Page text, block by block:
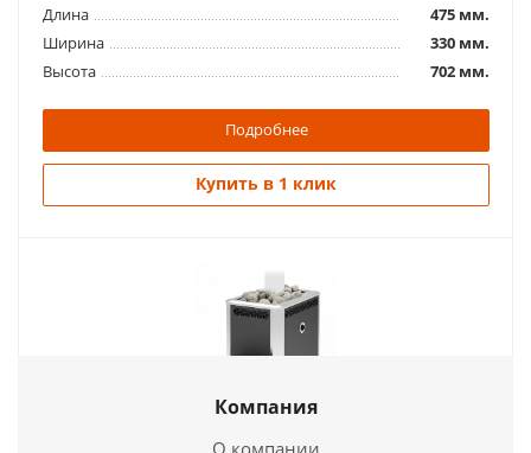
Длина
475 мм.
Ширина
330 мм.
Высота
702 мм.
Подробнее
Купить в 1 клик
Компания
О компании